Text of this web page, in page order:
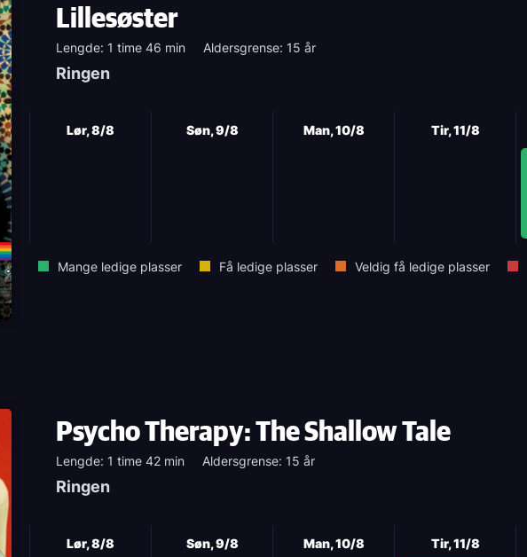
Lillesøster
Lengde: 1 time 46 min Aldersgrense: 15 år
Ringen
Lør, 8/8 Søn, 9/8 Man, 10/8 Tir, 11/8
Mange ledige plasser Få ledige plasser Veldig få ledige plasser
Psycho Therapy: The Shallow Tale
Lengde: 1 time 42 min Aldersgrense: 15 år
Ringen
Lør, 8/8 Søn, 9/8 Man, 10/8
Tir, 11/8